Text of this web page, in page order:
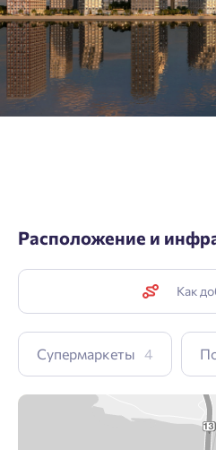
Согласен получать
Расположение и
Как
Супермаркеты 4
Телефон